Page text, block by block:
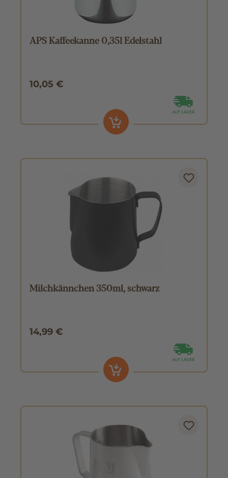
APS Kaffeekanne 0,35l Edelstahl
10,05 €
Milchkännchen 350ml, schwarz
14,99 €